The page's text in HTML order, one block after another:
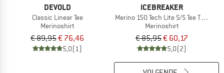
DEVOLD
Classic Linear Tee
Merinoshirt
€ 89,95€ 76,46
5,0(1)
ICEBREAKER
Merino 150 Tech Lite S/S Tee
Merinoshirt
€ 85,95€ 60,17
5,0(2)